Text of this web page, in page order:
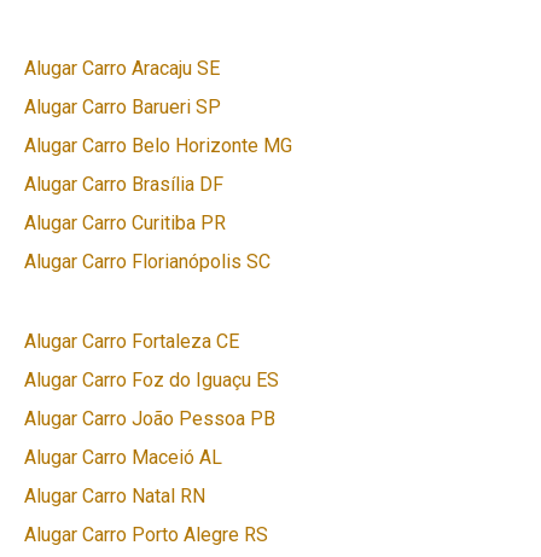
Alugar Carro Aracaju SE
Alugar Carro Barueri SP
Alugar Carro Belo Horizonte MG
Alugar Carro Brasília DF
Alugar Carro Curitiba PR
Alugar Carro Florianópolis SC
Alugar Carro Fortaleza CE
Alugar Carro Foz do Iguaçu ES
Alugar Carro João Pessoa PB
Alugar Carro Maceió AL
Alugar Carro Natal RN
Alugar Carro Porto Alegre RS